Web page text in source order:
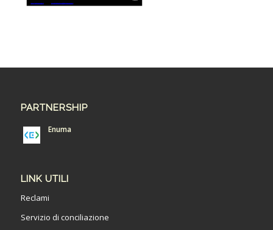
PARTNERSHIP
Enuma
LINK UTILI
Reclami
Servizio di conciliazione